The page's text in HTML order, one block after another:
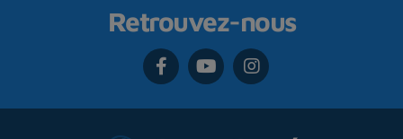
Retrouvez-nous